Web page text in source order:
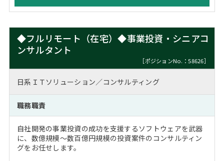
◆フルリモート（在宅）◆事業投資・シニアコ
ンサルタント
［ポジションNo.：58626］
日系ＩＴソリューション／コンサルティング
職務職責
自社開発の事業投資の成功を支援するソフトウェアを武器
に、数億規模～数百億円規模の投資案件のコンサルティン
グをお任せします。